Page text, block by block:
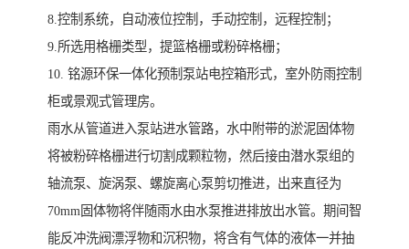
8.控制系统，自动液位控制，手动控制，远程控制；
9.所选用格栅类型，提篮格栅或粉碎格栅；
10. 铭源环保一体化预制泵站电控箱形式，室外防雨控制
柜或景观式管理房。
雨水从管道进入泵站进水管路，水中附带的淤泥固体物
将被粉碎格栅进行切割成颗粒物，然后接由潜水泵组的
轴流泵、旋涡泵、螺旋离心泵剪切推进，出来直径为
70mm固体物将伴随雨水由水泵推进排放出水管。期间智
能反冲洗阀漂浮物和沉积物，将含有气体的液体一并抽